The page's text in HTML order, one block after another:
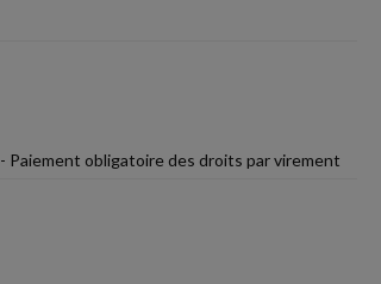
Paiement obligatoire des droits par virement